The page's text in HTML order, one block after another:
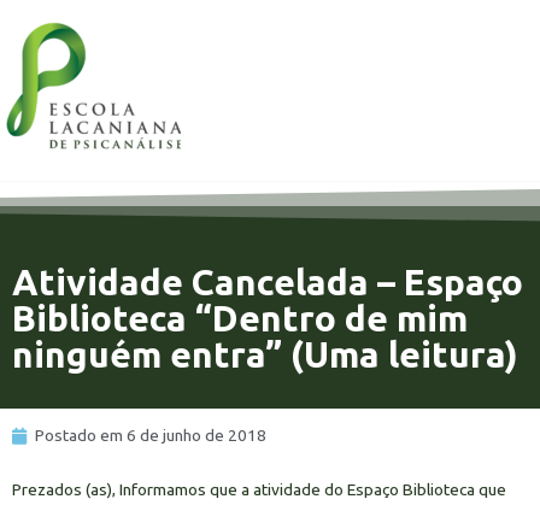
Atividade Cancelada – Espaço
Biblioteca “Dentro de mim
ninguém entra” (Uma leitura)
Postado em 6 de junho de 2018
Prezados (as), Informamos que a atividade do Espaço Biblioteca que